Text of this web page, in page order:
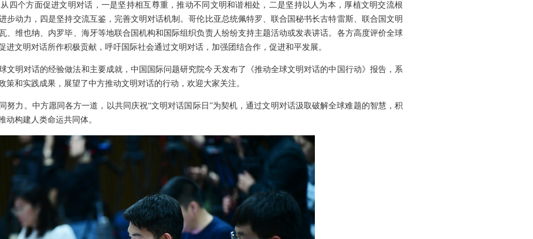
四个方面促进文明对话，一是坚持相互尊重，推动不同文明和谐相处，二是坚持以人为本，厚植文明交流根
步动力，四是坚持交流互鉴，完善文明对话机制。哥伦比亚总统佩特罗、联合国秘书长古特雷斯、联合国文明
、维也纳、内罗毕、海牙等地联合国机构和国际组织负责人纷纷支持主题活动或发表讲话。各方高度评价全球
进文明对话所作积极贡献，呼吁国际社会通过文明对话，加强团结合作，促进和平发展。
文明对话的经验做法和主要成就，中国国际问题研究院今天发布了《推动全球文明对话的中国行动》报告，系
策和实践成果，展望了中方推动文明对话的行动，欢迎大家关注。
努力。中方愿同各方一道，以共同庆祝“文明对话国际日”为契机，通过文明对话汲取破解全球难题的智慧，积
动构建人类命运共同体。